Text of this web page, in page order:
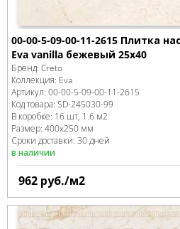
00-00-5-09-00-11-2615 Плитка
Eva vanilla бежевый 25х40
Бренд: Creto
Коллекция: Eva
Артикул: 00-00-5-09-00-11-2615
Код товара: SD-245030-99
В коробке: 16 шт, 1.6 м2
Размер: 400x250 мм
Сроки доставки: 30 дней
в наличии
962 руб./м2